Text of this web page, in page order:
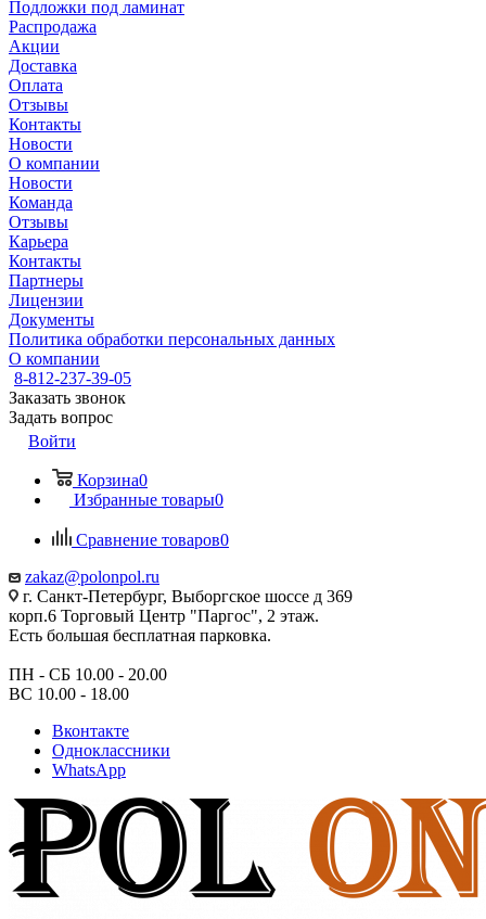
Подложки под ламинат
Распродажа
Акции
Доставка
Оплата
Отзывы
Контакты
Новости
О компании
Новости
Команда
Отзывы
Карьера
Контакты
Партнеры
Лицензии
Документы
Политика обработки персональных данных
О компании
8-812-237-39-05
Заказать звонок
Задать вопрос
Войти
Корзина0
Избранные товары0
Сравнение товаров0
zakaz@polonpol.ru
г. Санкт-Петербург, Выборгское шоссе д 369
корп.6 Торговый Центр "Паргос", 2 этаж.
Есть большая бесплатная парковка.
ПН - СБ 10.00 - 20.00
ВС 10.00 - 18.00
Вконтакте
Одноклассники
WhatsApp